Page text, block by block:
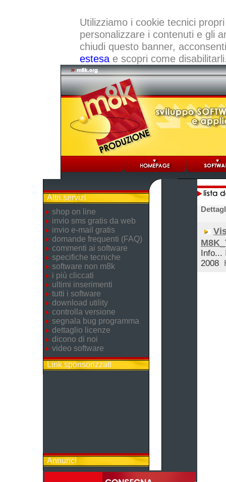
Utilizziamo i cookie tecnici
personalizzare i contenuti e gli
chiudi questo banner,
estesae scopri come
Altri servizi
shop on line
invio sms gratis da web
invio e-mail gratis
domande frequenti (FAQ)
commenti ai software
specifiche tecniche
software non m8k
i più cliccati
ultimi inserimenti
tutti i software
download utility
controlla versione
segnala bug programma
dettaglio licenze
dicono di noi
video software
Link sponsorizzati
Annunci
Info...
2008